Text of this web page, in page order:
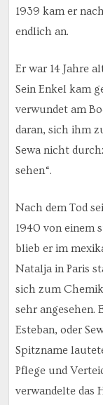
1939 kam er
endlich an.
Er war 14 Jahre
Sein Enkel kam
verwundet am
daran, sich ihm
Sewa nicht
sehen“.
Nach dem Tod
1940 von einem
blieb er im
Natalja in Paris
sich zum
sehr angesehen.
Esteban, oder
Spitzname
Pflege und
verwandelte das